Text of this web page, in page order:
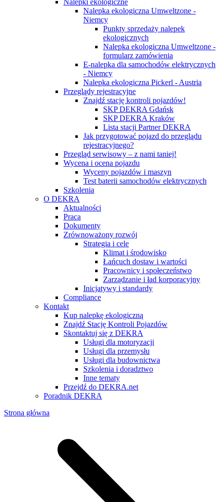
Nalepki ekologiczne
Nalepka ekologiczna Umweltzone -
Niemcy
Punkty sprzedaży nalepek
ekologicznych
Nalepka ekologiczna Umweltzone -
formularz zamówienia
E-nalepka dla samochodów elektrycznych
- Niemcy
Nalepka ekologiczna Pickerl - Austria
Przeglądy rejestracyjne
Znajdź stację kontroli pojazdów!
SKP DEKRA Gdańsk
SKP DEKRA Kraków
Lista stacji Partner DEKRA
Jak przygotować pojazd do przeglądu
rejestracyjnego?
Przegląd serwisowy – z nami taniej!
Wycena i ocena pojazdu
Wyceny pojazdów i maszyn
Test baterii samochodów elektrycznych
Szkolenia
O DEKRA
Aktualności
Praca
Dokumenty
Zrównoważony rozwój
Strategia i cele
Klimat i środowisko
Łańcuch dostaw i wartości
Pracownicy i społeczeństwo
Zarządzanie i ład korporacyjny
Inicjatywy i standardy
Compliance
Kontakt
Kup nalepkę ekologiczną
Znajdź Stację Kontroli Pojazdów
Skontaktuj się z DEKRA
Usługi dla motoryzacji
Usługi dla przemysłu
Usługi dla budownictwa
Szkolenia i doradztwo
Inne tematy
Przejdź do DEKRA.net
Poradnik DEKRA
Strona główna